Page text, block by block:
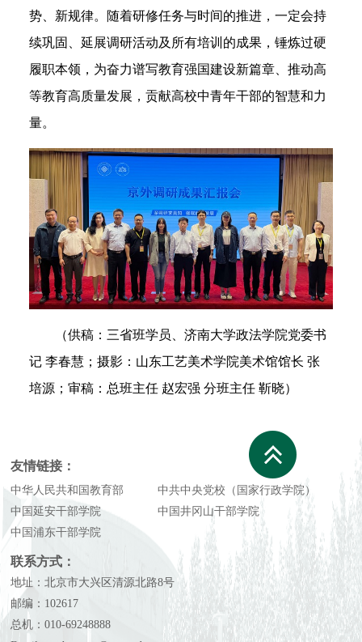
势、新规律。随着研修任务与时间的推进，一定会持
续巩固、延展调研活动及所有培训的成果，锤炼过硬
履职本领，为奋力谱写教育强国建设新篇章、推动高
等教育高质量发展，贡献高校中青年干部的智慧和力
量。
（供稿：三省班学员、济南大学政法学院党委书
记 李春慧；摄影：山东工艺美术学院美术馆馆长 张
培源；审稿：总班主任 赵宏强 分班主任 靳晓）
友情链接：
中华人民共和国教育部
中共中央党校（国家行政学院）
中国延安干部学院
中国井冈山干部学院
中国浦东干部学院
联系方式：
地址：北京市大兴区清源北路8号
邮编：102617
总机：010-69248888